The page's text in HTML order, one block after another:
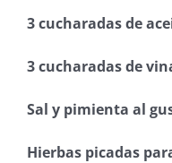
3 cucharadas de
3 cucharadas de
Sal y pimienta al
Hierbas picadas